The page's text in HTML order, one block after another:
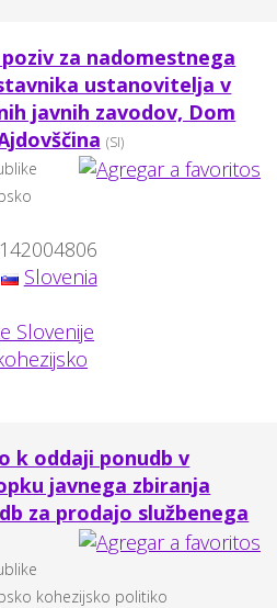
poziv za nadomestnega
ustanovitelja v
javnih zavodov, Dom
(SI)
142004806
Slovenia
Slovenije
k oddaji ponudb v
javnega zbiranja
za prodajo službenega
kohezijsko politiko